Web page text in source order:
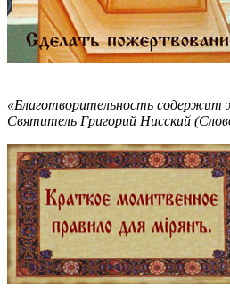
«Благотворительность содержит
Святитель Григорий Нисский